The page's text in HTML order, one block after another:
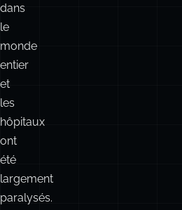
dans
le
monde
entier
et
les
hôpitaux
ont
été
largement
paralysés.